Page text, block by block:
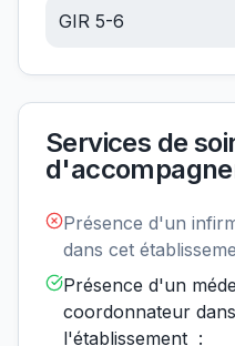
GIR 5-6
Services de
Présence d'un
dans cet
Présence d'un
coordonnateur dans
l'établissement :